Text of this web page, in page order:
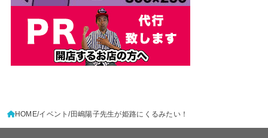
HOME イベント 田嶋陽子先生が姫路にくるみたい！